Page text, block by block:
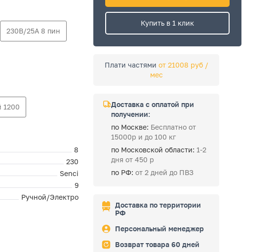
230В/25А 8 пин
1200
8
230
Senci
9
Ручной/Электро
Купить в 1 клик
Плати частями от 21008 руб /
мес
Доставка с оплатой при
получении:
по Москве: Бесплатно от
15000р и до 100 кг
по Московской области: 1-2
дня от 450 р
по РФ: от 2 дней до ПВЗ
Доставка по территории
РФ
Персональный менеджер
Возврат товара 60 дней